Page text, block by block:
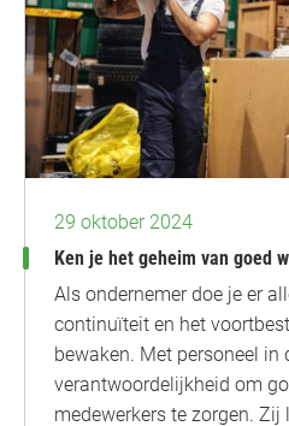
29 oktober 2024
Ken je het geheim van goed
Als ondernemer doe je er
continuïteit en het
bewaken. Met personeel in
verantwoordelijkheid om
medewerkers te zorgen. Zij